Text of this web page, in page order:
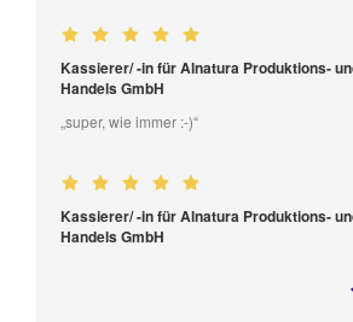
Kassierer/ -in für Alnatura Produktions-
Handels GmbH
„super, wie immer :-)“
Kassierer/ -in für Alnatura Produktions-
Handels GmbH